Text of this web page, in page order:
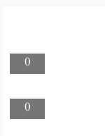
0
0